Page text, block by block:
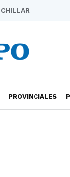
CHILLAR
PROVINCIALES